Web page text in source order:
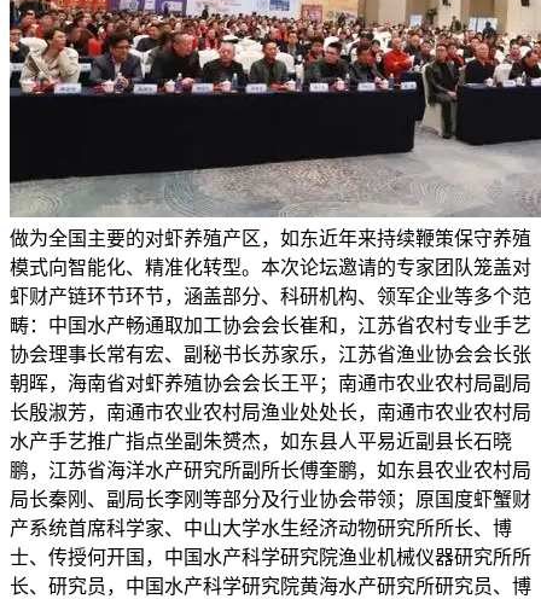
做为全国主要的对虾养殖产区，如东近年来持续鞭策保守养殖
模式向智能化、精准化转型。本次论坛邀请的专家团队笼盖对
虾财产链环节环节，涵盖部分、科研机构、领军企业等多个范
畴：中国水产畅通取加工协会会长崔和，江苏省农村专业手艺
协会理事长常有宏、副秘书长苏家乐，江苏省渔业协会会长张
朝晖，海南省对虾养殖协会会长王平；南通市农业农村局副局
长殷淑芳，南通市农业农村局渔业处处长，南通市农业农村局
水产手艺推广指点坐副朱赟杰，如东县人平易近副县长石晓
鹏，江苏省海洋水产研究所副所长傅奎鹏，如东县农业农村局
局长秦刚、副局长李刚等部分及行业协会带领；原国度虾蟹财
产系统首席科学家、中山大学水生经济动物研究所所长、博
士、传授何开国，中国水产科学研究院渔业机械仪器研究所所
长、研究员，中国水产科学研究院黄海水产研究所研究员、博